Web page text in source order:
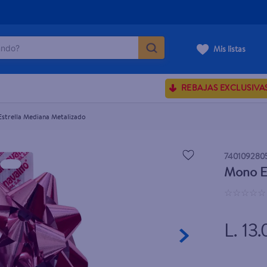
Mis listas
REBAJAS
Mediana Metalizado
Mono
L.
BUSCADOS
dove